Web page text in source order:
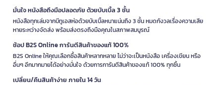
มั่นใจ หนังสือถึงมือปลอดภัย ด้วยบับเบิ้ล 3 ชั้น
หนังสือทุกเล่มจากบีทูเอสห่อด้วยบับเบิ้ลหนาแน่นถึง 3 ชั้น หมดกังวลเรื่องความเสีย
หายระหว่างจัดส่ง พร้อมส่งตรงถึงมือคุณในสภาพสมบูรณ์
ช้อป B2S Online การันตีสินค้าของแท้ 100%
B2S Online ให้คุณเลือกซื้อสินค้าหลากหลาย ไม่ว่าจะเป็นหนังสือ เครื่องเขียน หรือ
อื่นๆ อีกมากมายได้อย่างมั่นใจ ด้วยการการันตีสินค้าของแท้ 100% ทุกชิ้น
เปลี่ยน/คืนสินค้าง่าย ภายใน 14 วัน